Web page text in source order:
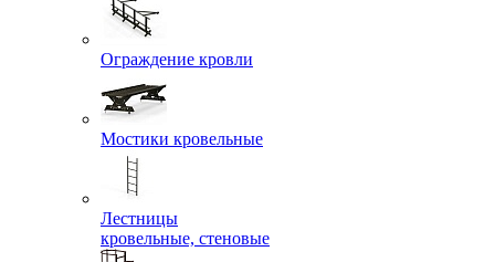
Ограждение кровли
Мостики кровельные
Лестницы
кровельные, стеновые